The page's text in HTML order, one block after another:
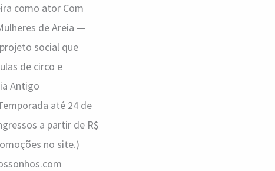
como ator Com
de Areia —
social que
de circo e
Antigo
até 24 de
a partir de R$
no site.)